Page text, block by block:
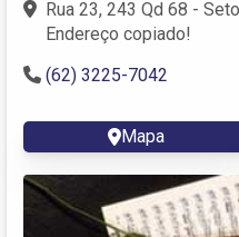
Rua 23, 243 Qd 68 -
Endereço copiado!
(62) 3225-7042
Mapa